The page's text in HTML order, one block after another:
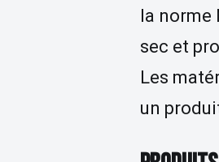
la norme
sec et
Les
un